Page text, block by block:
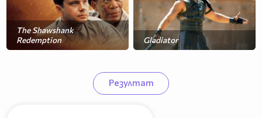
The Shawshank
Redemption
Gladiator
Хари Потър
Резултат